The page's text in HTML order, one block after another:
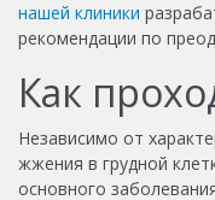
нашей клиники
рекомендации по
Как
Независимо от
жжения в грудной
основного